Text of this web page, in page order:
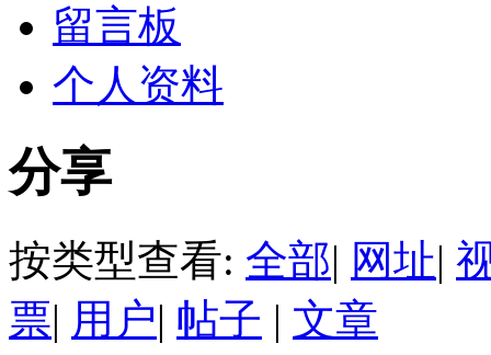
留言板
个人资料
分享
按类型查看: 全部| 网址|
票| 用户| 帖子 | 文章